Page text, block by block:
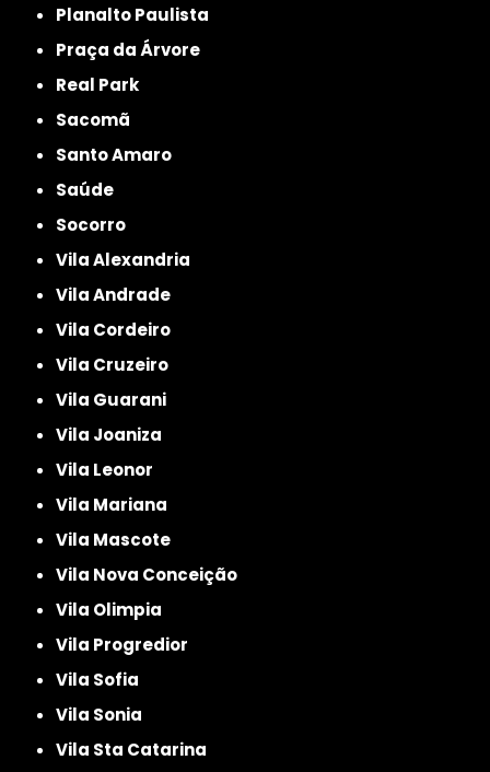
Planalto Paulista
Praça da Árvore
Real Park
Sacomã
Santo Amaro
Saúde
Socorro
Vila Alexandria
Vila Andrade
Vila Cordeiro
Vila Cruzeiro
Vila Guarani
Vila Joaniza
Vila Leonor
Vila Mariana
Vila Mascote
Vila Nova Conceição
Vila Olimpia
Vila Progredior
Vila Sofia
Vila Sonia
Vila Sta Catarina